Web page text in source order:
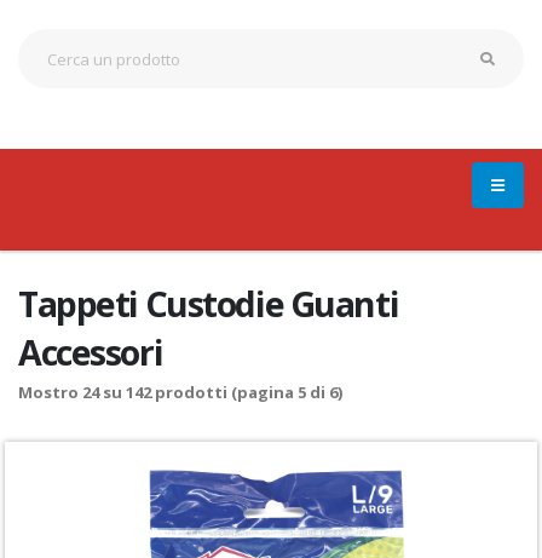
Tappeti Custodie Guanti
Accessori
Mostro 24su 142prodotti (pagina 5 di 6)